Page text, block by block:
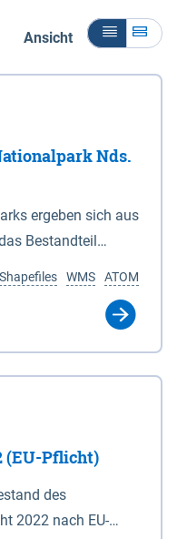
Ansicht
Nds.
ergeben sich aus
Bestandteil
(Anlage 2), 2.
000 (AK5) im
(ETRS 89) mit
Abbildung
32N) dargestellt
geografischen
ATOM
WMS
Shapefiles
(EU-Pflicht)
des
2022 nach EU-